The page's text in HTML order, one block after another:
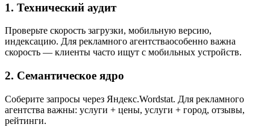
1. Технический аудит
Проверьте скорость загрузки, мобильную версию,
индексацию. Для рекламного агентстваособенно важна
скорость — клиенты часто ищут с мобильных устройств.
2. Семантическое ядро
Соберите запросы через Яндекс.Wordstat. Для рекламного
агентства важны: услуги + цены, услуги + город, отзывы,
рейтинги.